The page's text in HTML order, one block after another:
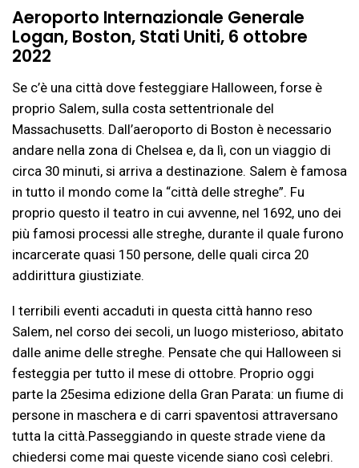
Aeroporto Internazionale Generale
Logan, Boston, Stati Uniti, 6 ottobre
2022
Se c’è una città dove festeggiare Halloween, forse è
proprio Salem, sulla costa settentrionale del
Massachusetts. Dall’aeroporto di Boston è necessario
andare nella zona di Chelsea e, da lì, con un viaggio di
circa 30 minuti, si arriva a destinazione. Salem è famosa
in tutto il mondo come la “città delle streghe”. Fu
proprio questo il teatro in cui avvenne, nel 1692, uno dei
più famosi processi alle streghe, durante il quale furono
incarcerate quasi 150 persone, delle quali circa 20
addirittura giustiziate.
I terribili eventi accaduti in questa città hanno reso
Salem, nel corso dei secoli, un luogo misterioso, abitato
dalle anime delle streghe. Pensate che qui Halloween si
festeggia per tutto il mese di ottobre. Proprio oggi
parte la 25esima edizione della Gran Parata: un fiume di
persone in maschera e di carri spaventosi attraversano
tutta la città.Passeggiando in queste strade viene da
chiedersi come mai queste vicende siano così celebri.